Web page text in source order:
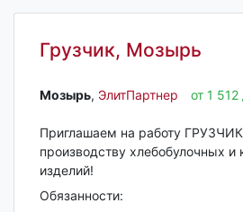
Грузчик, Мозырь
Мозырь‎, ЭлитПартнер от 1
Приглашаем на работу
производству хлебобулочных и
изделий!
Обязанности: